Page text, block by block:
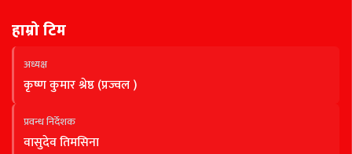
हाम्रो टिम
अध्यक्ष
कृष्ण कुमार श्रेष्ठ (प्रज्वल )
प्रवन्ध निर्देशक
वासुदेव तिमसिना